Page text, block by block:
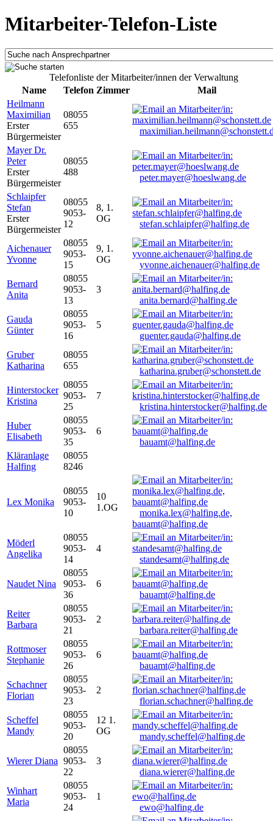
Mitarbeiter-Telefon-Liste
Telefonliste der Mitarbeiter/innen der Verwaltung
Name
Telefon Zimmer
Mail
Heilmann
Maximilian
Erster
Bürgermeister
08055
655
Mayer Dr.
Peter
Erster
Bürgermeister
08055
488
peter.mayer@hoeslwang.de
Schlaipfer
Stefan
Erster
Bürgermeister
08055
9053-
12
8, 1.
OG
stefan.schlaipfer@halfing.de
Aichenauer
Yvonne
08055
9053-
15
9, 1.
OG
yvonne.aichenauer@halfing.de
Bernard
Anita
08055
9053-
13
3
anita.bernard@halfing.de
Gauda
Günter
08055
9053-
16
5
guenter.gauda@halfing.de
Gruber
Katharina
08055
655
katharina.gruber@schonstett.de
Hinterstocker
Kristina
08055
9053-
25
7
kristina.hinterstocker@halfing.de
Huber
Elisabeth
08055
9053-
35
6
bauamt@halfing.de
Kläranlage
Halfing
08055
8246
Lex Monika
08055
9053-
10
10
1.OG
monika.lex@halfing.de,
bauamt@halfing.de
Möderl
Angelika
08055
9053-
14
4
standesamt@halfing.de
Naudet Nina
08055
9053-
36
6
bauamt@halfing.de
Reiter
Barbara
08055
9053-
21
2
barbara.reiter@halfing.de
Rottmoser
Stephanie
08055
9053-
26
6
bauamt@halfing.de
Schachner
Florian
08055
9053-
23
2
florian.schachner@halfing.de
Scheffel
Mandy
08055
9053-
20
12 1.
OG
mandy.scheffel@halfing.de
Wierer Diana
08055
9053-
22
3
diana.wierer@halfing.de
Winhart
Maria
08055
9053-
24
1
ewo@halfing.de